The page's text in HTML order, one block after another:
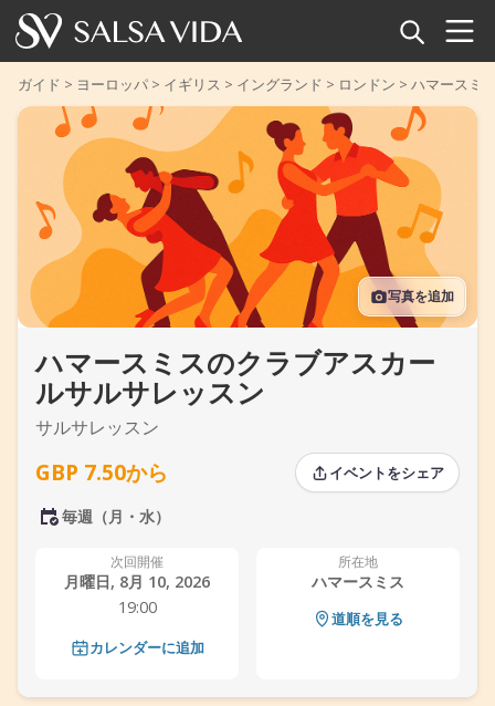
ホーム
イベント
ニュース
記事
動画
サルサ用語集
ショップ
TuneTempo
イベントを追加
ガイド > ヨーロッパ > イギリス > イングランド > ロンドン > ハマースミ
写真を追加
ハマースミスのクラブアスカー
ルサルサレッスン
サルサレッスン
GBP 7.50から イベントをシェア
毎週（月・水）
次回開催
月曜日, 8月 10, 2026
19:00
カレンダーに追加
所在地
ハマースミス
道順を見る